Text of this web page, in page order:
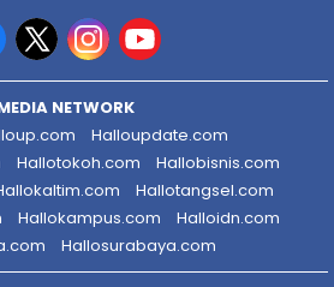
NETWORK
Halloupdate.com
Hallotokoh.com
Hallobisnis.com
Hallotangsel.com
Hallokampus.com
Halloidn.com
Hallosurabaya.com